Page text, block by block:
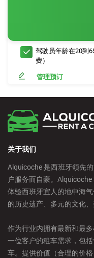
驾驶员年龄在20到
费）
管理预订
关于我们
Alquicoche 是西班牙领先
户服务而自豪。
体验西班牙宜人的地中海
的历史遗产、多元的文化、
作为行业内拥有最新和最
一位客户的租车需求，包
车。提供价值（合理的价